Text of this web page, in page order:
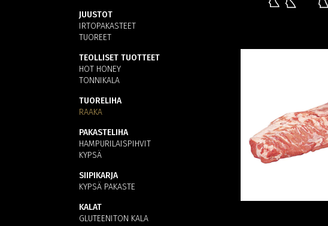
JUUSTOT
IRTOPAKASTEET
TUOREET
TEOLLISET TUOTTEET
HOT HONEY
TONNIKALA
TUORELIHA
RAAKA
PAKASTELIHA
HAMPURILAISPIHVIT
KYPSÄ
SIIPIKARJA
KYPSÄ PAKASTE
KALAT
GLUTEENITON KALA